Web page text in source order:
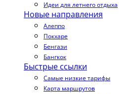
Идеи для летнего отдыха
Новые направления
Алеппо
Покхаре
Бенгази
Бангкок
Быстрые ссылки
Самые низкие тарифы
Карта маршрутов